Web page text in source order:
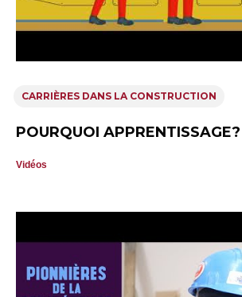
CARRIÈRES DANS LA CONSTRUCTION
POURQUOI APPRENTISSAGE?
Vidéos